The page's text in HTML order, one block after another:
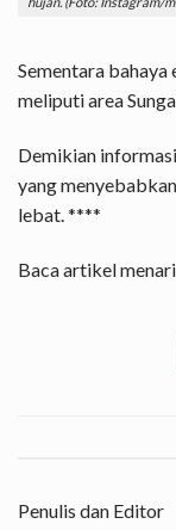
Sementara bahaya
meliputi area
Demikian
yang
lebat. ****
Baca artikel
Penulis dan Editor